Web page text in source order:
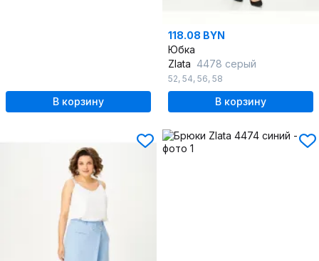
В корзину
118.08 BYN
Юбка
Zlata 4478 серый
52, 54, 56, 58
В корзину